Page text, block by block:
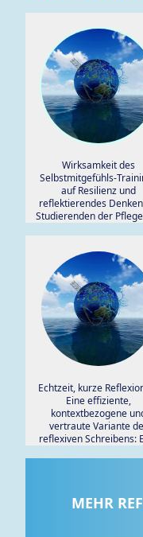
Wirksamkeit des
Selbstmitgefühls-
auf Resilienz und
reflektierendes
Studierenden der
Echtzeit, kurze
Eine effiziente,
kontextbezogene
vertraute Variante
reflexiven Schreibens:
MEHR